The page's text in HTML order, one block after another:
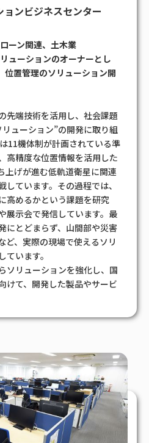
ンビジネスセンター
ーン関連、土木業
ューションのオーナーとし
位置管理のソリューション開
先端技術を活用し、社会課題
ューション”の開発に取り組
11機体制が計画されている準
高精度な位置情報を活用した
上げが進む低軌道衛星に関連
ています。その過程では、
高めるかという課題を研究
展示会で発信しています。最
にとどまらず、山間部や災害
ど、実際の現場で使えるソリ
います。
ソリューションを強化し、国
けて、開発した製品やサービ